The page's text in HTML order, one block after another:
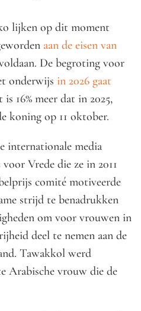
lijken op dit moment
aan de eisen van
De begroting voor
onderwijs in 2026 gaat
is 16% meer dat in 2025,
koning op 11 oktober.
internationale media
Vrede die ze in 2011
comité motiveerde
strijd te benadrukken
om voor vrouwen in
deel te nemen aan de
Tawakkol werd
Arabische vrouw die de